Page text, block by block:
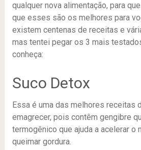
qualquer nova alimentação, para
que esses são os melhores para
existem centenas de receitas e
mas tentei pegar os 3 mais
conheça:
Suco Detox
Essa é uma das melhores receitas
emagrecer, pois contêm gengibre
termogênico que ajuda a acelerar o
queimar gordura.